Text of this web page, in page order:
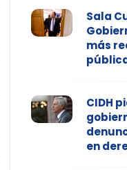
Sala
más
CIDH
en